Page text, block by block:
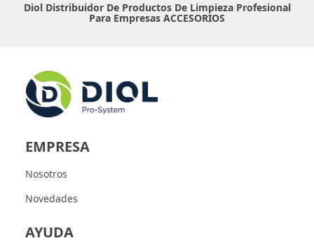
Diol Distribuidor De Productos De Limpieza Profesional
Para Empresas ACCESORIOS
EMPRESA
Nosotros
Novedades
AYUDA